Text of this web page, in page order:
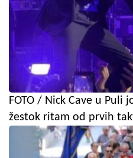
FOTO / Nick Cave u
žestok ritam od prvih